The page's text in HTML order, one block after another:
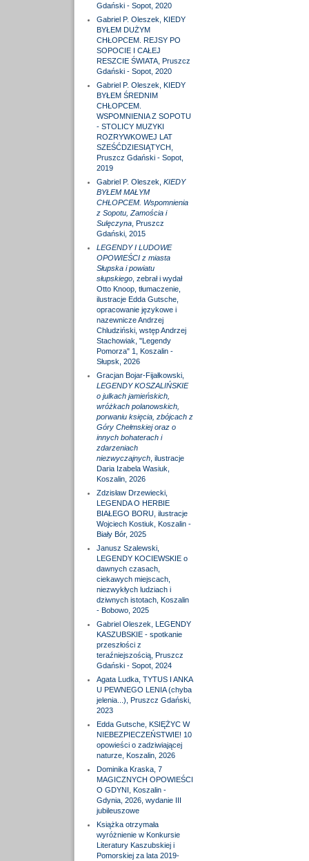
Gdański - Sopot, 2020
Gabriel P. Oleszek, KIEDY
BYŁEM DUŻYM
CHŁOPCEM. REJSY PO
SOPOCIE I CAŁEJ
RESZCIE ŚWIATA, Pruszcz
Gdański - Sopot, 2020
Gabriel P. Oleszek, KIEDY
BYŁEM ŚREDNIM
CHŁOPCEM.
WSPOMNIENIA Z SOPOTU
- STOLICY MUZYKI
ROZRYWKOWEJ LAT
SZEŚĆDZIESIĄTYCH,
Pruszcz Gdański - Sopot,
2019
Gabriel P. Oleszek, KIEDY
BYŁEM MAŁYM
CHŁOPCEM. Wspomnienia
z Sopotu, Zamościa i
Sulęczyna, Pruszcz
Gdański, 2015
LEGENDY I LUDOWE
OPOWIEŚCI z miasta
Słupska i powiatu
słupskiego, zebrał i wydał
Otto Knoop, tłumaczenie,
ilustracje Edda Gutsche,
opracowanie językowe i
nazewnicze Andrzej
Chludziński, wstęp Andrzej
Stachowiak, "Legendy
Pomorza" 1, Koszalin -
Słupsk, 2026
Gracjan Bojar-Fijałkowski,
LEGENDY KOSZALIŃSKIE
o julkach jamieńskich,
wróżkach polanowskich,
porwaniu księcia, zbójcach z
Góry Chełmskiej oraz o
innych bohaterach i
zdarzeniach
niezwyczajnych, ilustracje
Daria Izabela Wasiuk,
Koszalin, 2026
Zdzisław Drzewiecki,
LEGENDA O HERBIE
BIAŁEGO BORU, ilustracje
Wojciech Kostiuk, Koszalin -
Biały Bór, 2025
Janusz Szalewski,
LEGENDY KOCIEWSKIE o
dawnych czasach,
ciekawych miejscach,
niezwykłych ludziach i
dziwnych istotach, Koszalin
- Bobowo, 2025
Gabriel Oleszek, LEGENDY
KASZUBSKIE - spotkanie
przeszłości z
teraźniejszością, Pruszcz
Gdański - Sopot, 2024
Agata Ludka, TYTUS I ANKA
U PEWNEGO LENIA (chyba
jelenia...), Pruszcz Gdański,
2023
Edda Gutsche, KSIĘŻYC W
NIEBEZPIECZEŃSTWIE! 10
opowieści o zadziwiającej
naturze, Koszalin, 2026
Dominika Kraska, 7
MAGICZNYCH OPOWIEŚCI
O GDYNI, Koszalin -
Gdynia, 2026, wydanie III
jubileuszowe
Książka otrzymała
wyróżnienie w Konkursie
Literatury Kaszubskiej i
Pomorskiej za lata 2019-